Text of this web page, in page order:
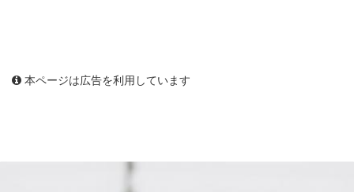
本ページは広告を利用しています